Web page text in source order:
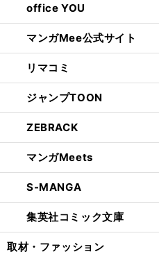
office YOU
マンガMee公式サイト
リマコミ
ジャンプTOON
ZEBRACK
マンガMeets
S-MANGA
集英社コミック文庫
取材・ファッション